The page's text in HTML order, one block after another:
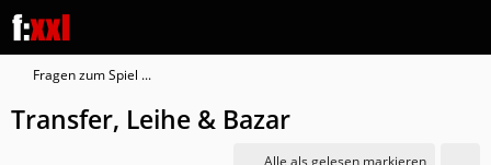
Fragen zum Spiel ...
Transfer, Leihe & Bazar
Alle als gelesen markieren